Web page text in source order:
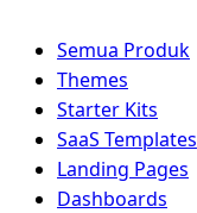
Semua Produk
Themes
Starter Kits
SaaS Templates
Landing Pages
Dashboards